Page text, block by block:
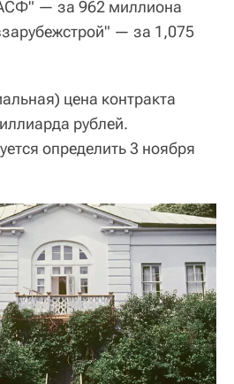
— за 962 миллиона
— за 1,075
цена контракта
рублей.
определить 3 ноября